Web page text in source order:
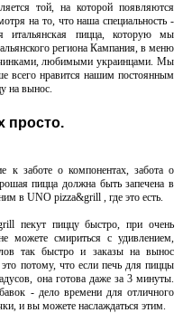
той, на которой появляются
на то, что наша специальность -
итальянская пицца, которую мы
региона Кампания, в меню
любимыми украинцами. Мы
всего нравится нашим постоянным
на вынос.
просто.
заботе о компонентах, забота о
пицца должна быть запечена в
в UNO pizza&grill , где это есть.
пекут пиццу быстро, при очень
можете смириться с удивлением,
так быстро и заказы на вынос
потому, что если печь для пиццы
она готова даже за 3 минуты.
- дело времени для отличного
и вы можете наслаждаться этим.